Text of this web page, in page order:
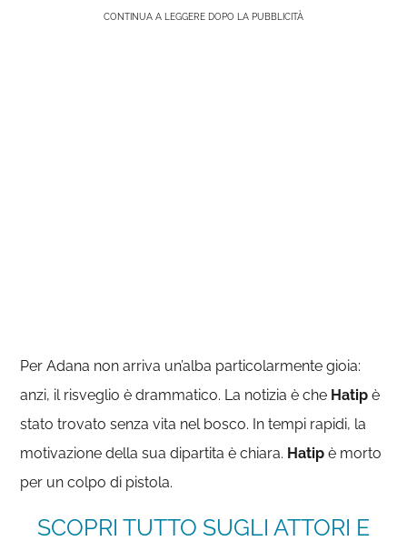
CONTINUA A LEGGERE DOPO LA PUBBLICITÀ
Per Adana non arriva un’alba particolarmente gioia:
anzi, il risveglio è drammatico. La notizia è che Hatip è
stato trovato senza vita nel bosco. In tempi rapidi, la
motivazione della sua dipartita è chiara. Hatip è morto
per un colpo di pistola.
SCOPRI TUTTO SUGLI ATTORI E